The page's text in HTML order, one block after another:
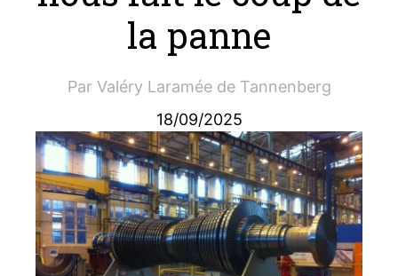
la panne
Par Valéry Laramée de Tannenberg
18/09/2025